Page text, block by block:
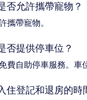
否允許攜帶寵物？
攜帶寵物。
否提供停車位？
費自助停車服務。車
住登記和退房的時